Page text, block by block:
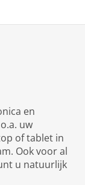
en
uw
of tablet in
Ook voor al
u natuurlijk